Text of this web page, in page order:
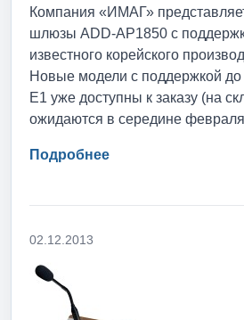
Компания «ИМАГ»
шлюзы ADD-AP1850 с
известного корейского
Новые модели с поддержкой до
E1 уже доступны к заказу (на
ожидаются в середине
Подробнее
02.12.2013